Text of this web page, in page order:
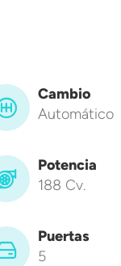
Cambio
Automático
Potencia
188 Cv.
Puertas
5